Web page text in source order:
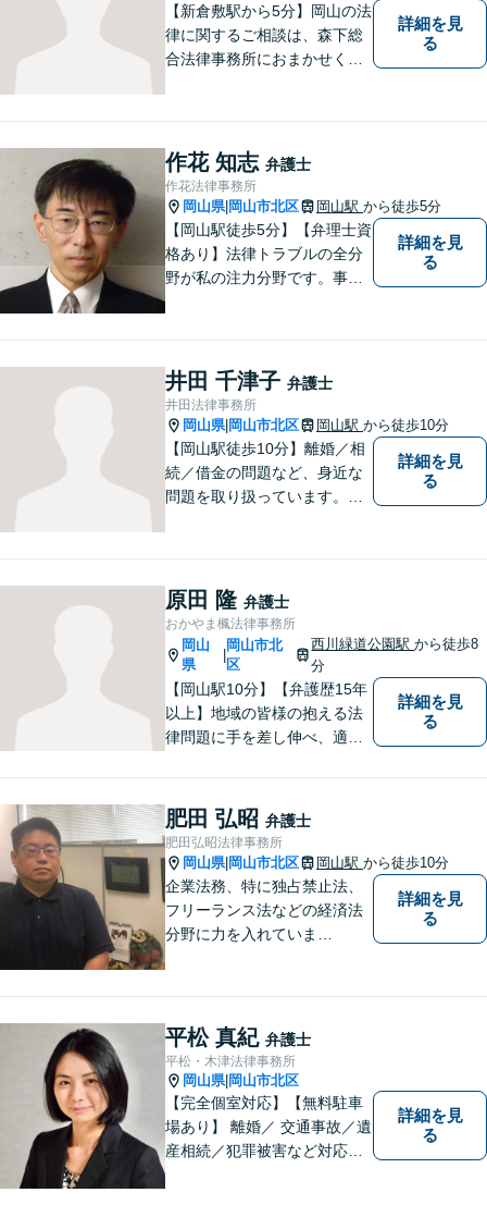
【新倉敷駅から5分】岡山の法
律に関するご相談は、森下総
合法律事務所におまかせくだ
詳細を見
る
作花 知志 弁護士
作花法律事務所
岡山県| 岡山市北区 岡山駅 から徒歩5分
【岡山駅徒歩5分】【弁理士資
格あり】法律トラブルの全分
野が私の注力分野です。事務
ラス対応】【後払い対応】
【日弁連国際人権問題委員会
所属】お困りの方は、お気軽
にご相談下さい。
詳細を見
る
井田 千津子 弁護士
井田法律事務所
岡山県| 岡山市北区 岡山駅 から徒歩10分
【岡山駅徒歩10分】離婚／相
続／借金の問題など、身近な
問題を取り扱っています。お
詳細を見
る
原田 隆 弁護士
おかやま楓法律事務所
岡山
県
|
岡山市北
区
西川緑道公園駅から徒歩8
分
【岡山駅10分】【弁護歴15年
以上】地域の皆様の抱える法
律問題に手を差し伸べ、適切
す！小さなことでも、ぜひご
相談にいらしてください。よ
くお話をお伺いし、ご希望を
尊重しながら進めてまいりま
す。
詳細を見
る
肥田 弘昭 弁護士
肥田弘昭法律事務所
岡山県| 岡山市北区 岡山駅 から徒歩10分
企業法務、特に独占禁止法、
フリーランス法などの経済法
分野に力を入れていま
詳細を見
る
平松 真紀 弁護士
平松・木津法律事務所
岡山県| 岡山市北区
【完全個室対応】【無料駐車
場あり】 離婚／ 交通事故／遺
産相続／犯罪被害など対応可
詳細を見
る